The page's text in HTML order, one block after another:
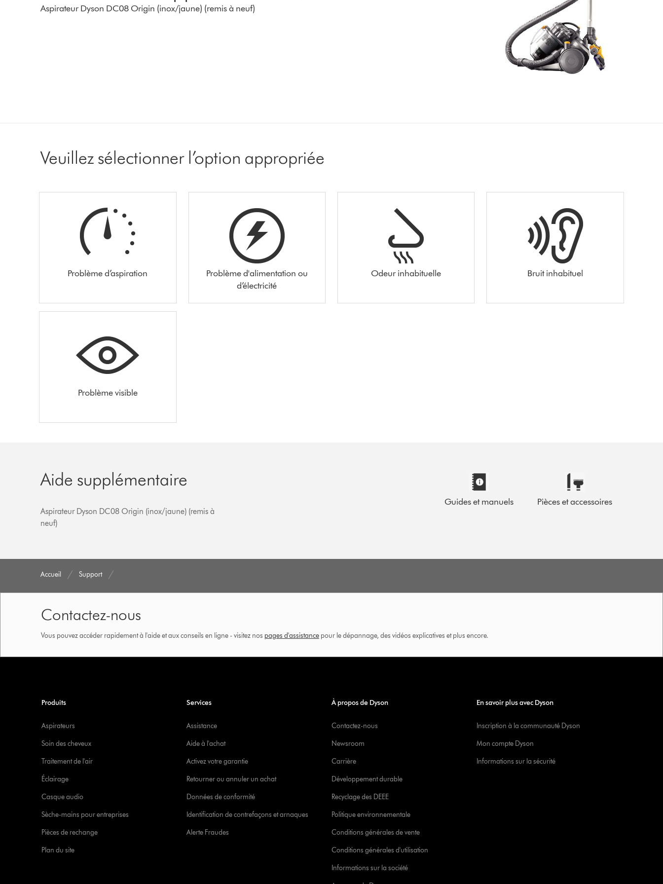
Aspirateur Dyson DC08 Origin (inox/jaune) (remis à neuf)
Veuillez sélectionner l’option appropriée
Problème d’aspiration
Problème d'alimentation ou
d’électricité
Odeur inhabituelle Bruit inhabituel
Problème visible
Aide supplémentaire
Aspirateur Dyson DC08 Origin (inox/jaune) (remis à
neuf)
Guides et manuels Pièces et accessoires
Accueil Support
Contactez-nous
Vous pouvez accéder rapidement à l'aide et aux conseils en ligne - visitez nos pages d'assistance pour le dépannage, des vidéos explicatives et plus encore.
Produits
Aspirateurs
Soin des cheveux
Traitement de l'air
Éclairage
Casque audio
Sèche-mains pour entreprises
Pièces de rechange
Plan du site
Services
Assistance
Aide à l'achat
Activez votre garantie
Retourner ou annuler un achat
Données de conformité
Identification de contrefaçons et arnaques
Alerte Fraudes
À propos de Dyson
Contactez-nous
Newsroom
Carrière
Développement durable
Recyclage des DEEE
Politique environnementale
Conditions générales de vente
Conditions générales d'utilisation
Informations sur la société
En savoir plus avec Dyson
Inscription à la communauté Dyson
Mon compte Dyson
Informations sur la sécurité